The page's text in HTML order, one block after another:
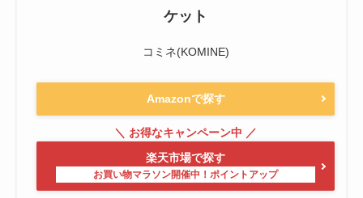
ケット
コミネ(KOMINE)
Amazonで探す
楽天市場で探す